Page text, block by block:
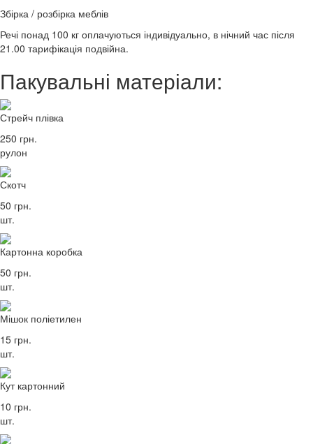
Збірка / розбірка меблів
Речі понад 100 кг оплачуються індивідуально, в нічний час після
21.00 тарифікація подвійна.
Пакувальні матеріали:
Стрейч плівка
250 грн.
рулон
Скотч
50 грн.
шт.
Картонна коробка
50 грн.
шт.
Мішок поліетилен
15 грн.
шт.
Кут картонний
10 грн.
шт.